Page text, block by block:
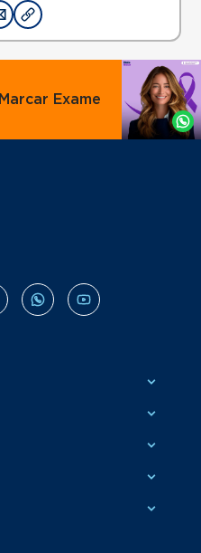
Agende
por
Whatsapp
Marcar Exame